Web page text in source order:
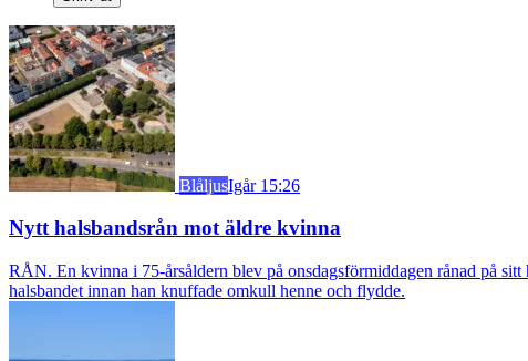
BlåljusIgår 15:26
Nytt halsbandsrån mot äldre kvinna
RÅN. En kvinna i 75-årsåldern blev på onsdagsförmiddagen rånad på
halsbandet innan han knuffade omkull henne och flydde.